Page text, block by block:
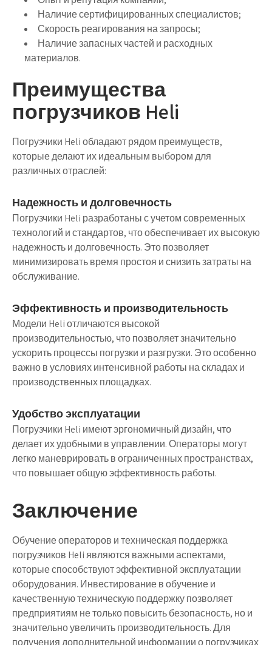
Наличие сертифицированных специалистов;
Скорость реагирования на запросы;
Наличие запасных частей и расходных
материалов.
Преимущества
погрузчиков Heli
Погрузчики Heli обладают рядом преимуществ,
которые делают их идеальным выбором для
различных отраслей:
Надежность и долговечность
Погрузчики Heli разработаны с учетом современных
технологий и стандартов, что обеспечивает их высокую
надежность и долговечность. Это позволяет
минимизировать время простоя и снизить затраты на
обслуживание.
Эффективность и производительность
Модели Heli отличаются высокой
производительностью, что позволяет значительно
ускорить процессы погрузки и разгрузки. Это особенно
важно в условиях интенсивной работы на складах и
производственных площадках.
Удобство эксплуатации
Погрузчики Heli имеют эргономичный дизайн, что
делает их удобными в управлении. Операторы могут
легко маневрировать в ограниченных пространствах,
что повышает общую эффективность работы.
Заключение
Обучение операторов и техническая поддержка
погрузчиков Heli являются важными аспектами,
которые способствуют эффективной эксплуатации
оборудования. Инвестирование в обучение и
качественную техническую поддержку позволяет
предприятиям не только повысить безопасность, но и
значительно увеличить производительность. Для
получения дополнительной информации о погрузчиках